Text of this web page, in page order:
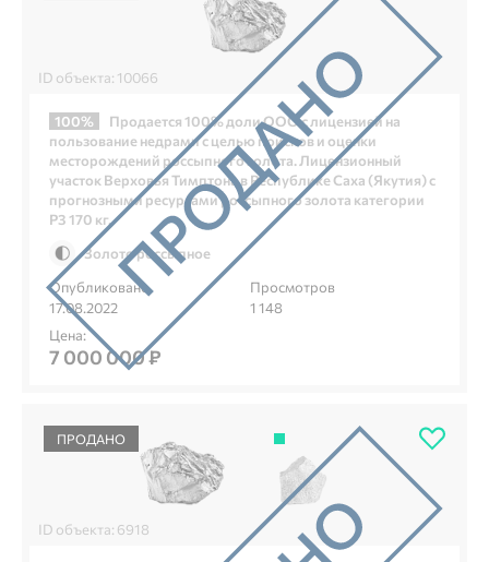
ID объекта: 10066
100%
Продается 100% доли ООО с лицензией на
пользование недрами с целью поисков и оценки
месторождений россыпного золота. Лицензионный
участок Верховья Тимптона в Республике Саха (Якутия) с
прогнозными ресурсами россыпного золота категории
Р3 170 кг.
Золото россыпное
Опубликовано
17.08.2022
Просмотров
1 148
Цена:
7 000 000 ₽
ПРОДАНО
ID объекта: 6918